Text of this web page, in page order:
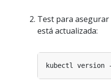
Test para
está actualizada: